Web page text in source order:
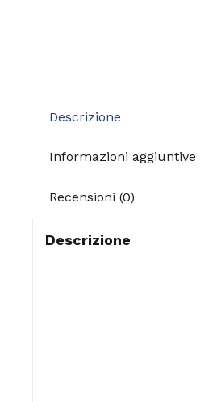
Descrizione
Informazioni aggiuntive
Recensioni (0)
Descrizione